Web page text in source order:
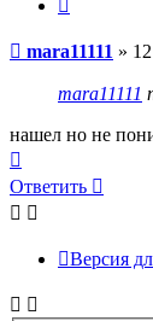
Сообщение
mara11111 »
mara11111
нашел но не
к
началу
Ответить
Ответить
Версия